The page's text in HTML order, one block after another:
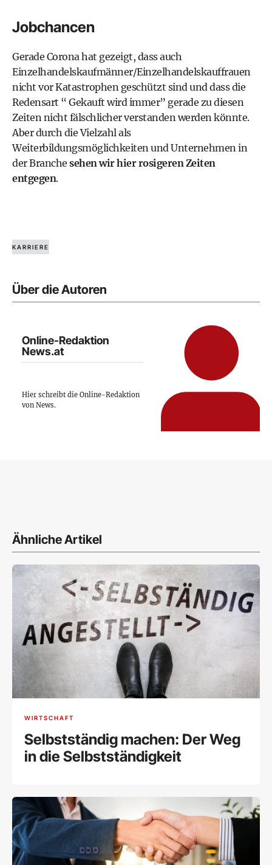
Jobchancen
Gerade Corona hat gezeigt, dass auch
Einzelhandelskaufmänner/Einzelhandelskauffrauen
nicht vor Katastrophen geschützt sind und dass die
Redensart “ Gekauft wird immer” gerade zu diesen
Zeiten nicht fälschlicher verstanden werden könnte.
Aber durch die Vielzahl als
Weiterbildungsmöglichkeiten und Unternehmen in
der Branche sehen wir hier rosigeren Zeiten
entgegen.
KARRIERE
Über die Autoren
Online-Redaktion
News.at
Hier schreibt die Online-Redaktion
von News.
Ähnliche Artikel
WIRTSCHAFT
Selbstständig machen: Der Weg
in die Selbstständigkeit